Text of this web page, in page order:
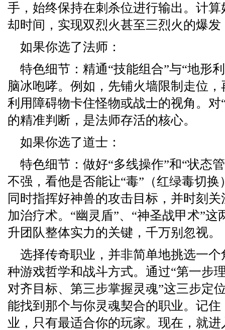
手，始终保持在刺杀位进行输出。计算
却时间，实现双烈火甚至三烈火的爆
如果你选了法师：
特色细节：精通“技能组合”与“地形
脑冰咆哮。例如，先铺火墙限制走位
利用障碍物卡住怪物或战士的视角。对
的精准判断，是法师存活的核心。
如果你选了道士：
特色细节：做好“多线操作”和“状态
不强，看他是否能让“毒”（红绿毒切换
同时指挥好神兽的攻击目标，并时刻
加治疗术。“幽灵盾”、“神圣战甲术”这
升团队整体实力的关键，千万别忽视。
选择传奇职业，并非简单地挑选一
种游戏哲学和战斗方式。通过“第一步
对齐目标、第三步掌握灵魂”这三步定
能找到那个与你灵魂契合的职业。记
业，只有最适合你的玩家。现在，就